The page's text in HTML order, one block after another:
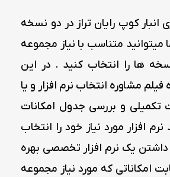
انبار کوپ رایان تراز در دو نسخه
متناسب با نیاز مجموعه
ها را انتخاب کنید . در این
مشاوره انتخاب نرم افزار و یا
تکمیلی و بررسی جدول امکانات
نرم افزار مورد نیاز خود را انتخاب
داشتن یک نرم افزار تخصصی بهره
امکاناتی که مورد نیاز مجموعه